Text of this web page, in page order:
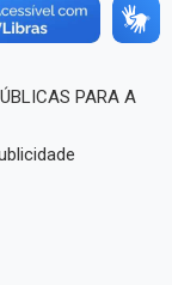
– SCG
PARA A